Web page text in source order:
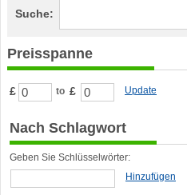
Suche:
Preisspanne
£ to £ Update
Nach Schlagwort
Geben Sie Schlüsselwörter:
Hinzufügen